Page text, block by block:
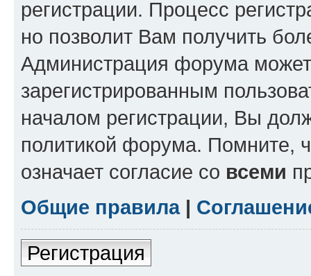
регистрации. Процесс
но позволит Вам получить
Администрация форума может
зарегистрированным
началом регистрации, Вы
политикой форума. Помните,
означает согласие со всеми
Общие правила|
Регистрация